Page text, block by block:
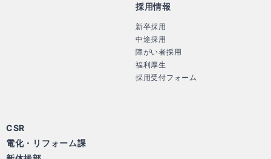
採用情報
新卒採用
中途採用
障がい者採用
福利厚生
採用受付フォーム
CSR
電化・リフォーム課